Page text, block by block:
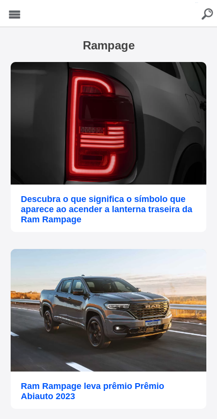
Rampage
Descubra o que significa o símbolo que
aparece ao acender a lanterna traseira da
Ram Rampage
Ram Rampage leva prêmio Prêmio
Abiauto 2023